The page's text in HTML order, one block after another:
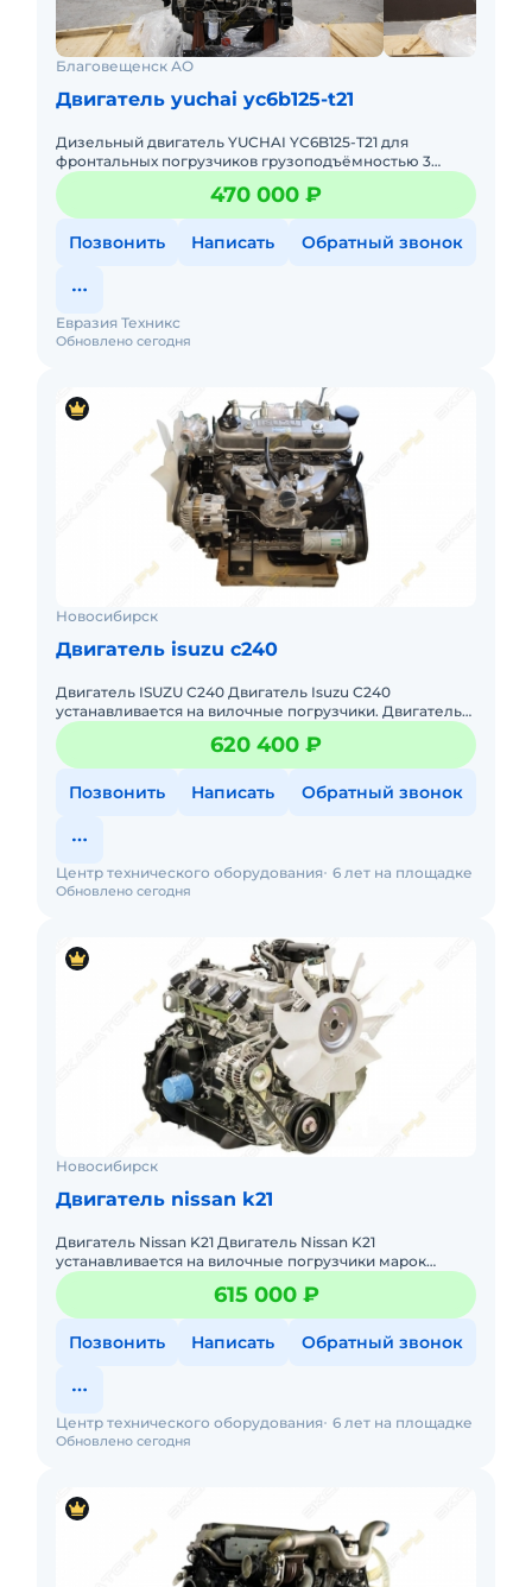
Благовещенск АО
Двигатель yuchai yc6b125-t21
Дизельный двигатель YUCHAI YC6B125-T21 для
фронтальных погрузчиков грузоподъёмностью 3
тонны. В наличии на складе в Благовещенске.
Оперативная доставка во все р
470 000 ₽
Позвонить Написать Обратный звонок
Обновлено сегодня
Евразия Техникс
Новосибирск
Двигатель isuzu c240
Двигатель ISUZU C240 Двигатель Isuzu C240
устанавливается на вилочные погрузчики. Двигатель
C240 — это классический дизельный двигатель для
погрузчиков, подход620 400 ₽
Позвонить Написать Обратный звонок
Обновлено сегодня
Центр технического оборудования 6 лет на площадке
Новосибирск
Двигатель nissan k21
Двигатель Nissan K21 Двигатель Nissan K21
устанавливается на вилочные погрузчики марок
Nissan, Komatsu, Mitsubishi, Caterpillar и других, а также
используется
615 000 ₽
Позвонить Написать Обратный звонок
Обновлено сегодня
Центр технического оборудования 6 лет на площадке